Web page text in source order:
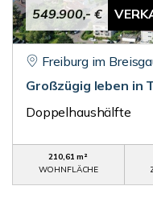
549.900,- €
Freiburg im
Großzügig leben in
Doppelhaushälfte
210,61 m²
WOHNFLÄCHE